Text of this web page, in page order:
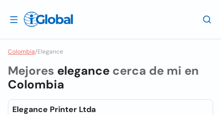
Colombia/Elegance
Mejores elegance cerca de mi en
Colombia
Elegance Printer Ltda